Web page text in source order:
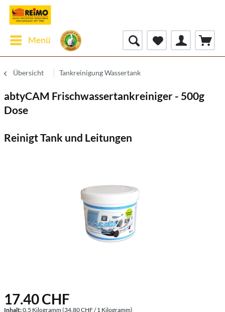
Menü
Übersicht Tankreinigung Wassertank
abtyCAM Frischwassertankreiniger - 500g
Dose
Reinigt Tank und Leitungen
17.40 CHF
Inhalt:0.5 Kilogramm (34.80 CHF / 1 Kilogramm)